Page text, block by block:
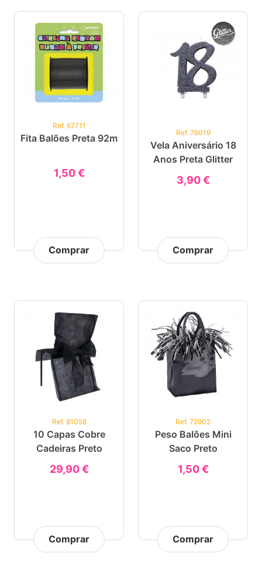
Ref. 67711
Fita Balões Preta 92m
1,50 €
Comprar
Ref. 76019
Vela Aniversário 18
Anos Preta Glitter
3,90 €
Comprar
Ref. 81058
10 Capas Cobre
Cadeiras Preto
29,90 €
Comprar
Ref. 72902
Peso Balões Mini
Saco Preto
1,50 €
Comprar